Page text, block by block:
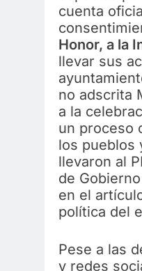
cuenta
Honor, a la
llevar sus
no adscrita
a la
un proceso
los pueblos
llevaron al
de
en el
política del
Pese a las
y redes